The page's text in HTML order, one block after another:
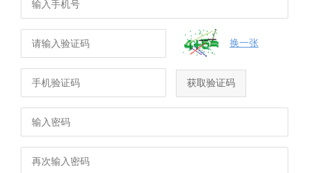
换一张
获取验证码